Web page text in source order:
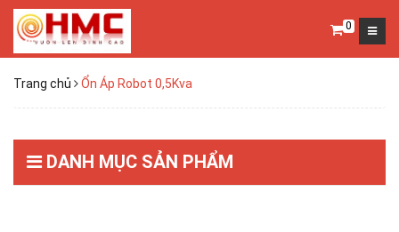
0
Trang chủ Ổn Áp Robot 0,5Kva
DANH MỤC SẢN PHẨM